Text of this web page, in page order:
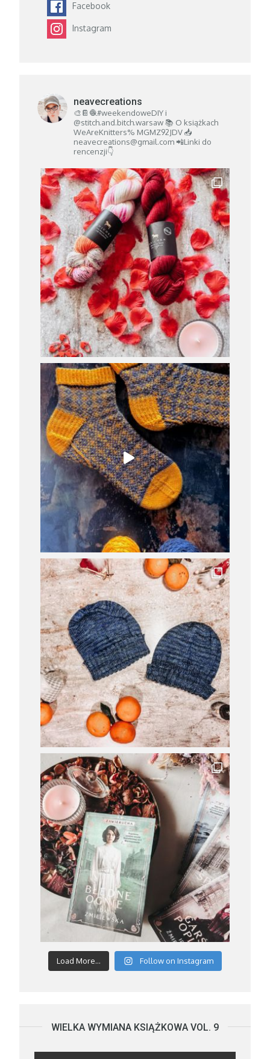
Facebook
Instagram
neavecreations
🎨📔🧶#weekendoweDIY i
@stitch.and.bitch.warsaw📚 O książkach
WeAreKnitters% MGMZ92JDV📥
neavecreations@gmail.com📲Linki do
rencenzji👇
Load More... Follow on Instagram
WIELKA WYMIANA KSIĄŻKOWA VOL. 9